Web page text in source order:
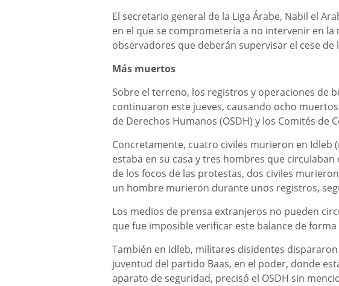
El secretario general de la Liga Árabe, Nabil el
en el que se comprometería a no intervenir en la
observadores que deberán supervisar el cese de
Más muertos
Sobre el terreno, los registros y operaciones de
continuaron este jueves, causando ocho
de Derechos Humanos (OSDH) y los Comités de
Concretamente, cuatro civiles murieron en Idleb
estaba en su casa y tres hombres que
de los focos de las protestas, dos civiles
un hombre murieron durante unos registros,
Los medios de prensa extranjeros no pueden
que fue imposible verificar este balance de
También en Idleb, militares disidentes
juventud del partido Baas, en el poder, donde
aparato de seguridad, precisó el OSDH sin